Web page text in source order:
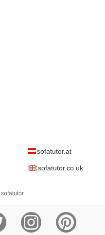
sofatutor.at
sofatutor.co.uk